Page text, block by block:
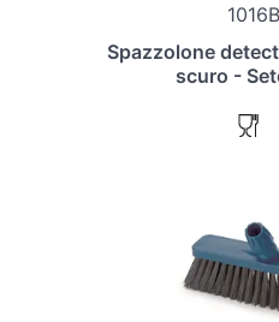
Spazzolone
scuro -